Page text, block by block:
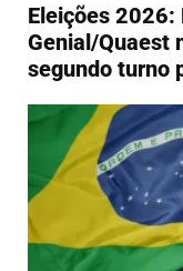
Eleições 2026:
Genial/Quaest
segundo turno